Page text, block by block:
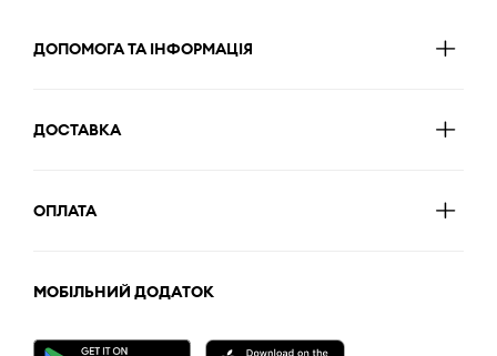
ДОПОМОГА ТА ІНФОРМАЦІЯ
ДОСТАВКА
ОПЛАТА
МОБІЛЬНИЙ ДОДАТОК